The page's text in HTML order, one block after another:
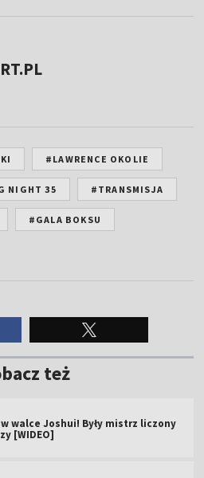
#LAWRENCE OKOLIE
NIGHT 35 #TRANSMISJA
#GALA BOKSU
też
walce Joshui! Były mistrz liczony
[WIDEO]